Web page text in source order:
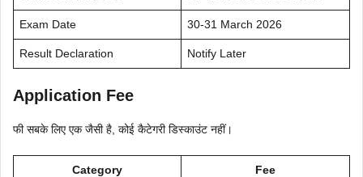
Exam Date 30-31 March 2026
Result Declaration Notify Later
Application Fee
फी सबके लिए एक जैसी है, कोई कैटेगरी डिस्काउंट नहीं।
Category Fee